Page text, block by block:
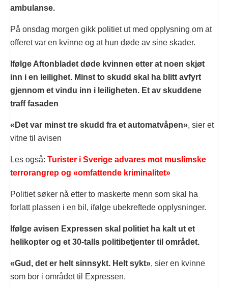
ambulanse.
På onsdag morgen gikk politiet ut med opplysning om at
offeret var en kvinne og at hun døde av sine skader.
Ifølge Aftonbladet døde kvinnen etter at noen skjøt
inn i en leilighet. Minst to skudd skal ha blitt avfyrt
gjennom et vindu inn i leiligheten. Et av skuddene
traff fasaden
«Det var minst tre skudd fra et automatvåpen», sier et
vitne til avisen
Les også: Turister i Sverige advares mot muslimske
terrorangrep og «omfattende kriminalitet»
Politiet søker nå etter to maskerte menn som skal ha
forlatt plassen i en bil, ifølge ubekreftede opplysninger.
Ifølge avisen Expressen skal politiet ha kalt ut et
helikopter og et 30-talls politibetjenter til området.
«Gud, det er helt sinnsykt. Helt sykt», sier en kvinne
som bor i området til Expressen.